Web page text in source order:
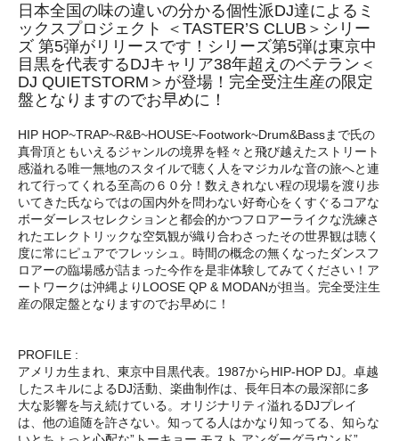
日本全国の味の違いの分かる個性派DJ達によるミ
ックスプロジェクト ＜TASTER’S CLUB＞シリー
ズ 第5弾がリリースです！シリーズ第5弾は東京中
目黒を代表するDJキャリア38年超えのベテラン＜
DJ QUIETSTORM＞が登場！完全受注生産の限定
盤となりますのでお早めに！
HIP HOP~TRAP~R&B~HOUSE~Footwork~Drum&Bassまで氏の
真骨頂ともいえるジャンルの境界を軽々と飛び越えたストリート
感溢れる唯一無地のスタイルで聴く人をマジカルな音の旅へと連
れて行ってくれる至高の６０分！数えきれない程の現場を渡り歩
いてきた氏ならではの国内外を問わない好奇心をくすぐるコアな
ボーダーレスセレクションと都会的かつフロアーライクな洗練さ
れたエレクトリックな空気観が織り合わさったその世界観は聴く
度に常にピュアでフレッシュ。時間の概念の無くなったダンスフ
ロアーの臨場感が詰まった今作を是非体験してみてください！ア
ートワークは沖縄よりLOOSE QP & MODANが担当。完全受注生
産の限定盤となりますのでお早めに！
PROFILE :
アメリカ生まれ、東京中目黒代表。1987からHIP-HOP DJ。卓越
したスキルによるDJ活動、楽曲制作は、長年日本の最深部に多
大な影響を与え続けている。オリジナリティ溢れるDJプレイ
は、他の追随を許さない。知ってる人はかなり知ってる、知らな